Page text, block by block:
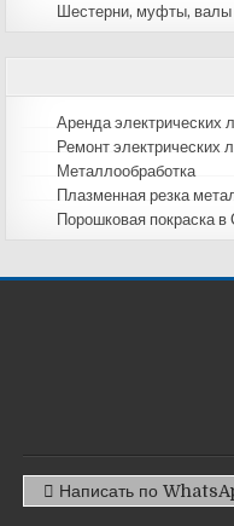
Шестерни, муфты, валы
Аренда электрических
Ремонт электрических
Металлообработка
Плазменная резка
Порошковая покраска в
Написать по